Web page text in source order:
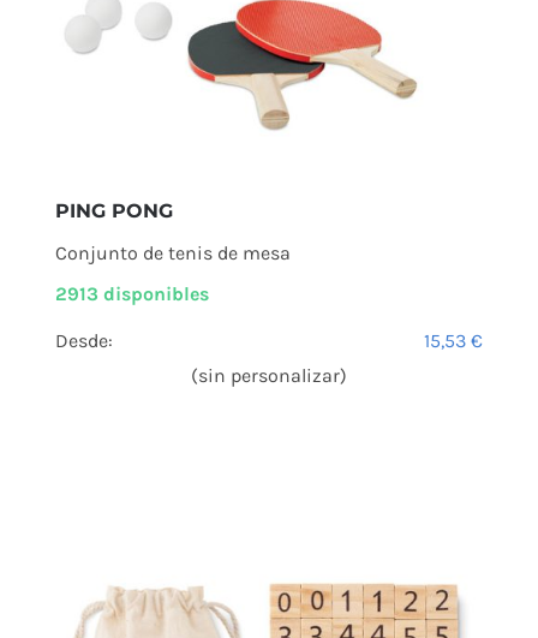
PING PONG
Conjunto de tenis de mesa
2913 disponibles
Desde: 15,53€
(sin personalizar)